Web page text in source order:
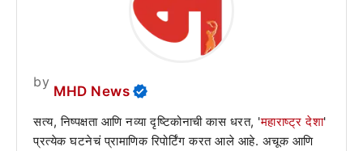
by
MHD News
सत्य, निष्पक्षता आणि नव्या दृष्टिकोनाची कास धरत, 'महाराष्ट्र देशा'
प्रत्येक घटनेचं प्रामाणिक रिपोर्टिंग करत आले आहे. अचूक आणि